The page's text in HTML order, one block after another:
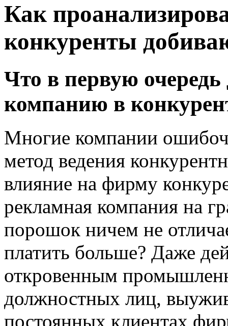
Как
конкуренты
Что в первую
компанию в
Многие компании
метод ведения
влияние на фирму
рекламная компания на
порошок ничем не
платить больше? Даже
откровенным
должностных лиц,
постоянных клиентах